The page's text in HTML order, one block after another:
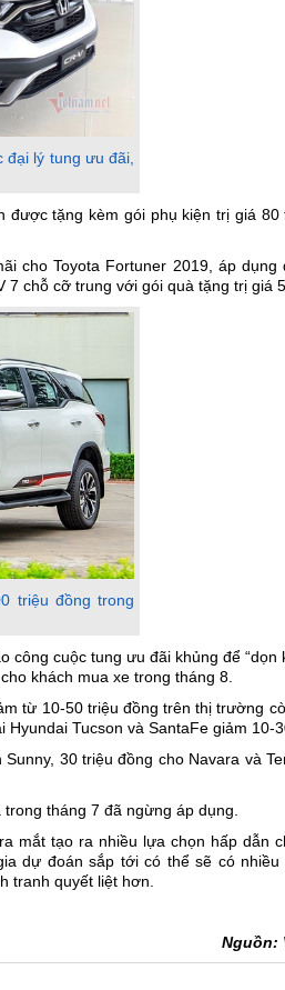
lý tung ưu đãi,
tặng kèm gói phụ kiện trị giá 80
cho Toyota Fortuner 2019, áp dụng
chỗ cỡ trung với gói quà tặng trị giá
triệu đồng trong
cuộc tung ưu đãi khủng để “dọn
khách mua xe trong tháng 8.
từ 10-50 triệu đồng trên thị trường
Tucson và SantaFe giảm 10-
30 triệu đồng cho Navara và
tháng 7 đã ngừng áp dụng.
mắt tạo ra nhiều lựa chọn hấp dẫn
dự đoán sắp tới có thể sẽ có nhiều
tranh quyết liệt hơn.
Nguồn: